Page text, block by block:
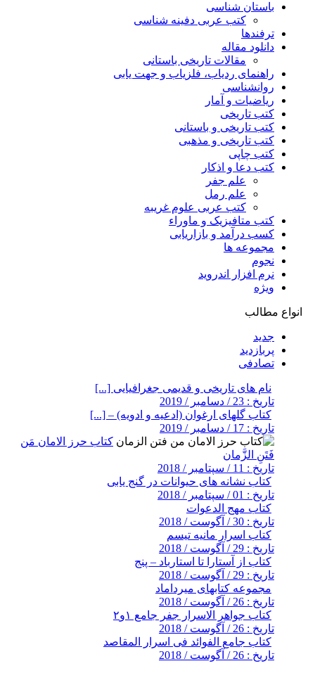
باستان شناسی
کتب عربی دفینه شناسی
ترفندها
دانلود مقاله
مقالات تاریخی باستانی
راهنمای ردیاب، فلزیاب و جهت یابی
روانشناسی
ریاضیات و آمار
کتب تاریخی
کتب تاریخی و باستانی
کتب تاریخی و مذهبی
کتب چاپی
کتب دعا و اذکار
علم جفر
علم رمل
کتب عربی علوم غریبه
کتب متافیزیک و ماوراء
کسب درآمد و بازاریابی
مجموعه ها
نجوم
نرم افزار اندروید
ویژه
انواع مطالب
جدید
پربازدید
تصادفی
نام های تاریخی و قدیمی جغرافیایی [...]
تاریخ : 23 / دسامبر / 2019
کتاب گلهای ارغوان (ادعیه و ادویه) – [...]
تاریخ : 17 / دسامبر / 2019
کتاب حرز الامان مَن
فَتَنِ الزَّمان
تاریخ : 11 / سپتامبر / 2018
کتاب نشانه های حیوانات در گنج یابی
تاریخ : 01 / سپتامبر / 2018
کتاب مهج الدعوات
تاریخ : 30 / آگوست / 2018
کتاب اسرار مانیه تیسم
تاریخ : 29 / آگوست / 2018
کتاب از آستارا تا استارباد – پنج
تاریخ : 29 / آگوست / 2018
مجموعه کتابهای میرداماد
تاریخ : 26 / آگوست / 2018
کتاب جواهر الاسرار جفر جامع ۱و۲
تاریخ : 26 / آگوست / 2018
کتاب جامع الفوائد فی اسرار المقاصد
تاریخ : 26 / آگوست / 2018